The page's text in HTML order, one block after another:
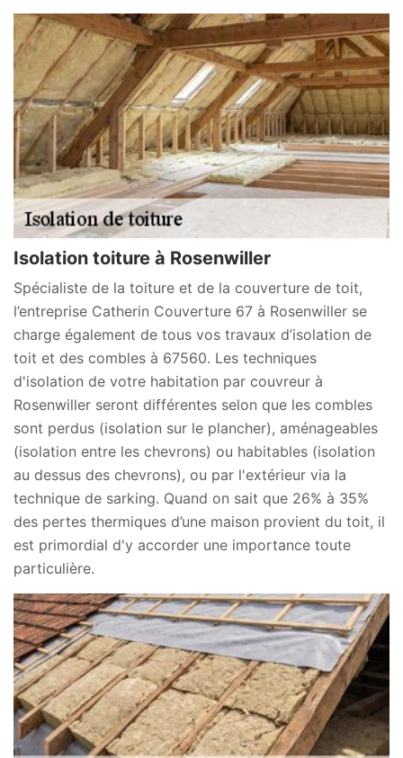
Isolation toiture à Rosenwiller
Spécialiste de la toiture et de la couverture de toit,
l’entreprise Catherin Couverture 67 à Rosenwiller se
charge également de tous vos travaux d’isolation de
toit et des combles à 67560. Les techniques
d'isolation de votre habitation par couvreur à
Rosenwiller seront différentes selon que les combles
sont perdus (isolation sur le plancher), aménageables
(isolation entre les chevrons) ou habitables (isolation
au dessus des chevrons), ou par l'extérieur via la
technique de sarking. Quand on sait que 26% à 35%
des pertes thermiques d’une maison provient du toit, il
est primordial d'y accorder une importance toute
particulière.